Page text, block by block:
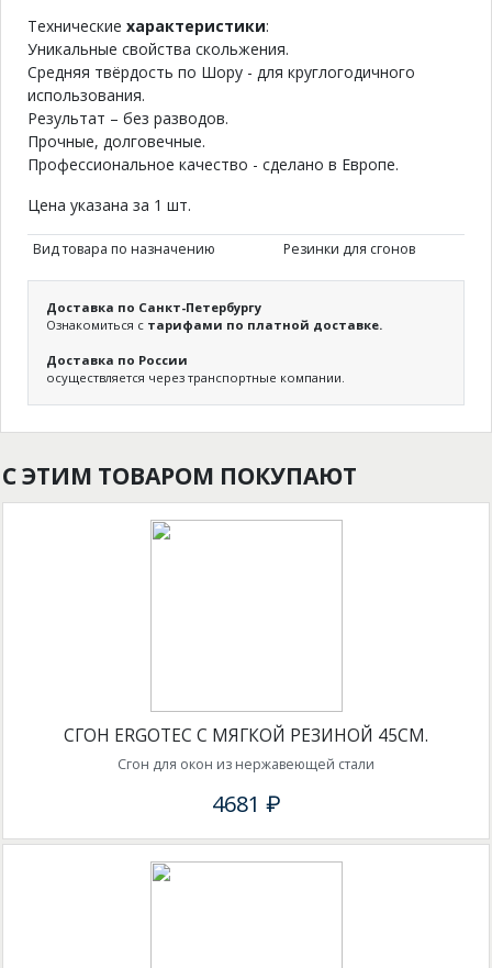
Технические характеристики:
Уникальные свойства скольжения.
Средняя твёрдость по Шору - для круглогодичного
использования.
Результат – без разводов.
Прочные, долговечные.
Профессиональное качество - сделано в Европе.
Цена указана за 1 шт.
Вид товара по назначению Резинки для сгонов
Доставка по Санкт-Петербургу
Ознакомиться с тарифами по платной доставке.
Доставка по России
осуществляется через транспортные компании.
С ЭТИМ ТОВАРОМ ПОКУПАЮТ
СГОН ERGOTEC С МЯГКОЙ РЕЗИНОЙ 45СМ.
Сгон для окон из нержавеющей стали
4681 ₽